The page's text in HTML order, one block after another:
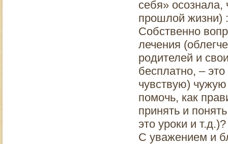
себя»
прошлой жизни)
Собственно
лечения
родителей и
бесплатно, –
чувствую)
помочь, как
принять и
это уроки и т.д.)?
С уважением и